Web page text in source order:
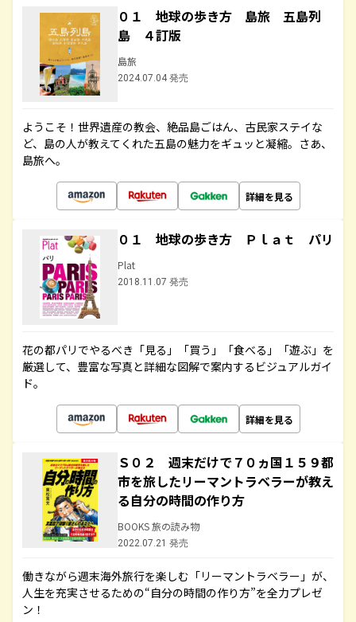
０１ 地球の歩き方 島旅 五島列
島 ４訂版
島旅
2024.07.04 発売
ようこそ！世界遺産の教会、絶品島ごはん、古民家ステイな
ど、島の人が教えてくれた五島の魅力をギュッと凝縮。さあ、
島旅へ。
詳細を見る
０１ 地球の歩き方 Ｐｌａｔ パリ
Plat
2018.11.07 発売
花の都パリでやるべき「見る」「買う」「食べる」「遊ぶ」を
厳選して、豊富な写真と詳細な図解で案内するビジュアルガイ
ド。
詳細を見る
Ｓ０２ 週末だけで７０ヵ国１５９都
市を旅したリーマントラベラーが教え
る自分の時間の作り方
BOOKS 旅の読み物
2022.07.21 発売
働きながら週末海外旅行を楽しむ「リーマントラベラー」が、
人生を充実させるための“自分の時間の作り方”を全力プレゼ
ン！